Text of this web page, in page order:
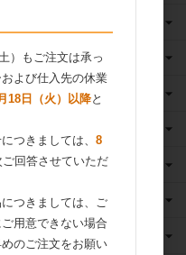
）もご注文は承っ
よび仕入先の休業
18日（火）以降と
つきましては、 8
ご回答させていただ
つきましては、ご
用意できない場合
のご注文をお願い